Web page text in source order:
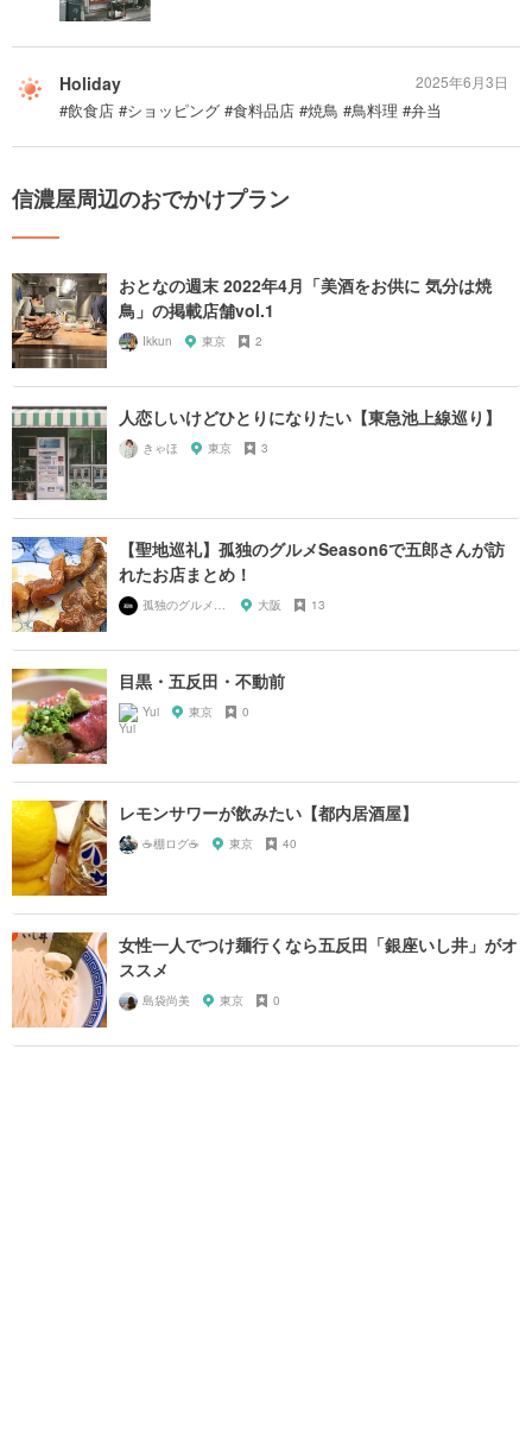
Holiday
#飲食店 #ショッピング #食料品店 #焼鳥 #鳥料理 #弁当
2025年6月3日
信濃屋周辺のおでかけプラン
おとなの週末 2022年4月「美酒をお供に 気分は焼
鳥」の掲載店舗vol.1
Ikkun 東京 2
人恋しいけどひとりになりたい【東急池上線巡り】
きゃほ 東京 3
【聖地巡礼】孤独のグルメSeason6で五郎さんが訪
れたお店まとめ！
孤独のグルメ大好き芸人 大阪 13
目黒・五反田・不動前
Yui 東京 0
レモンサワーが飲みたい【都内居酒屋】
☕️棚ログ☕️ 東京 40
女性一人でつけ麺行くなら五反田「銀座いし井」がオ
ススメ
島袋尚美 東京 0